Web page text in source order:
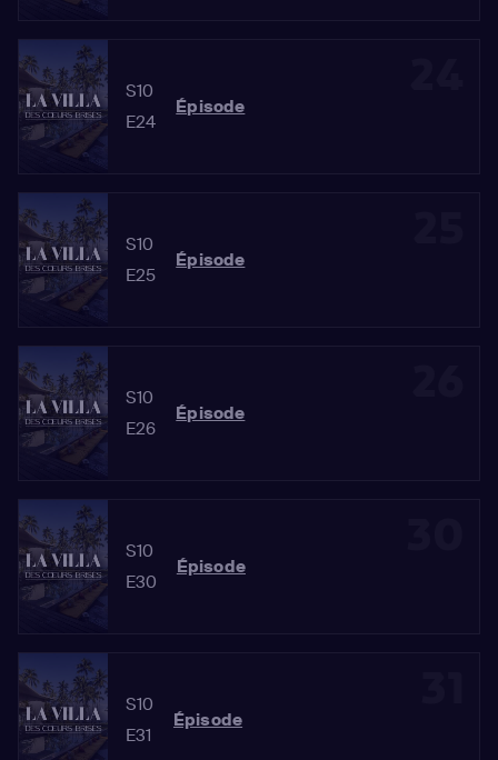
S10
E24
Épisode
S10
E25
Épisode
S10
E26
Épisode
S10
E30
Épisode
S10
E31
Épisode